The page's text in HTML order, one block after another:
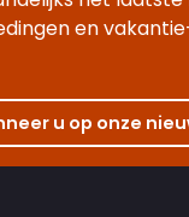
en
u op onze